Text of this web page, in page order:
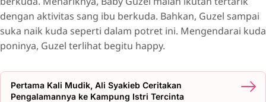
dengan aktivitas sang ibu berkuda. Bahkan, Guzel sampai
suka naik kuda seperti dalam potret ini. Mengendarai kuda
poninya, Guzel terlihat begitu happy.
Pertama Kali Mudik, Ali Syakieb Ceritakan
Pengalamannya ke Kampung Istri Tercinta